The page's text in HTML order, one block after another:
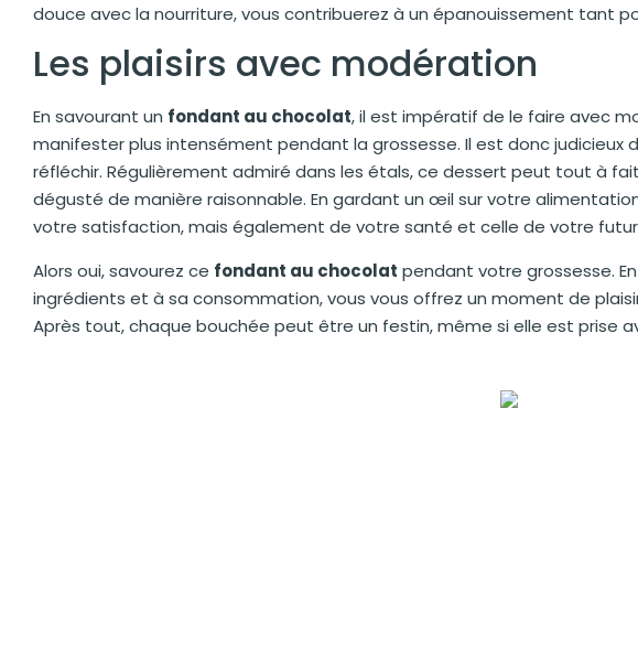
douce avec la nourriture, vous contribuerez à un épanouissement tant
Les plaisirs avec modération
En savourant un fondant au chocolat, il est impératif de le faire avec
manifester plus intensément pendant la grossesse. Il est donc judicieux
réfléchir. Régulièrement admiré dans les étals, ce dessert peut tout à
dégusté de manière raisonnable. En gardant un œil sur votre
votre satisfaction, mais également de votre santé et celle de votre
Alors oui, savourez ce fondant au chocolat pendant votre grossesse.
ingrédients et à sa consommation, vous vous offrez un moment de
Après tout, chaque bouchée peut être un festin, même si elle est prise